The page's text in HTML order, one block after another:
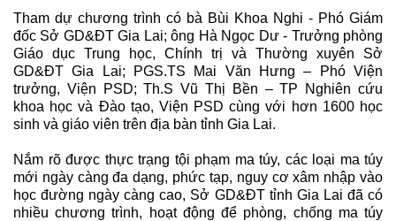
Tham dự chương trình có bà Bùi Khoa Nghi - Phó Giám
đốc Sở GD&ĐT Gia Lai; ông Hà Ngọc Dư - Trưởng phòng
Giáo dục Trung học, Chính trị và Thường xuyên Sở
GD&ĐT Gia Lai; PGS.TS Mai Văn Hưng – Phó Viện
trưởng, Viện PSD; Th.S Vũ Thị Bền – TP Nghiên cứu
khoa học và Đào tạo, Viện PSD cùng với hơn 1600 học
sinh và giáo viên trên địa bàn tỉnh Gia Lai.
Nắm rõ được thực trạng tội phạm ma túy, các loại ma túy
mới ngày càng đa dạng, phức tạp, nguy cơ xâm nhập vào
học đường ngày càng cao, Sở GD&ĐT tỉnh Gia Lai đã có
nhiều chương trình, hoạt động để phòng, chống ma túy